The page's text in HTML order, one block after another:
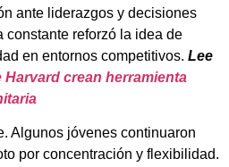
ante liderazgos y decisiones
constante reforzó la idea de
en entornos competitivos. Lee
Harvard crean herramienta
Algunos jóvenes continuaron
por concentración y flexibilidad.